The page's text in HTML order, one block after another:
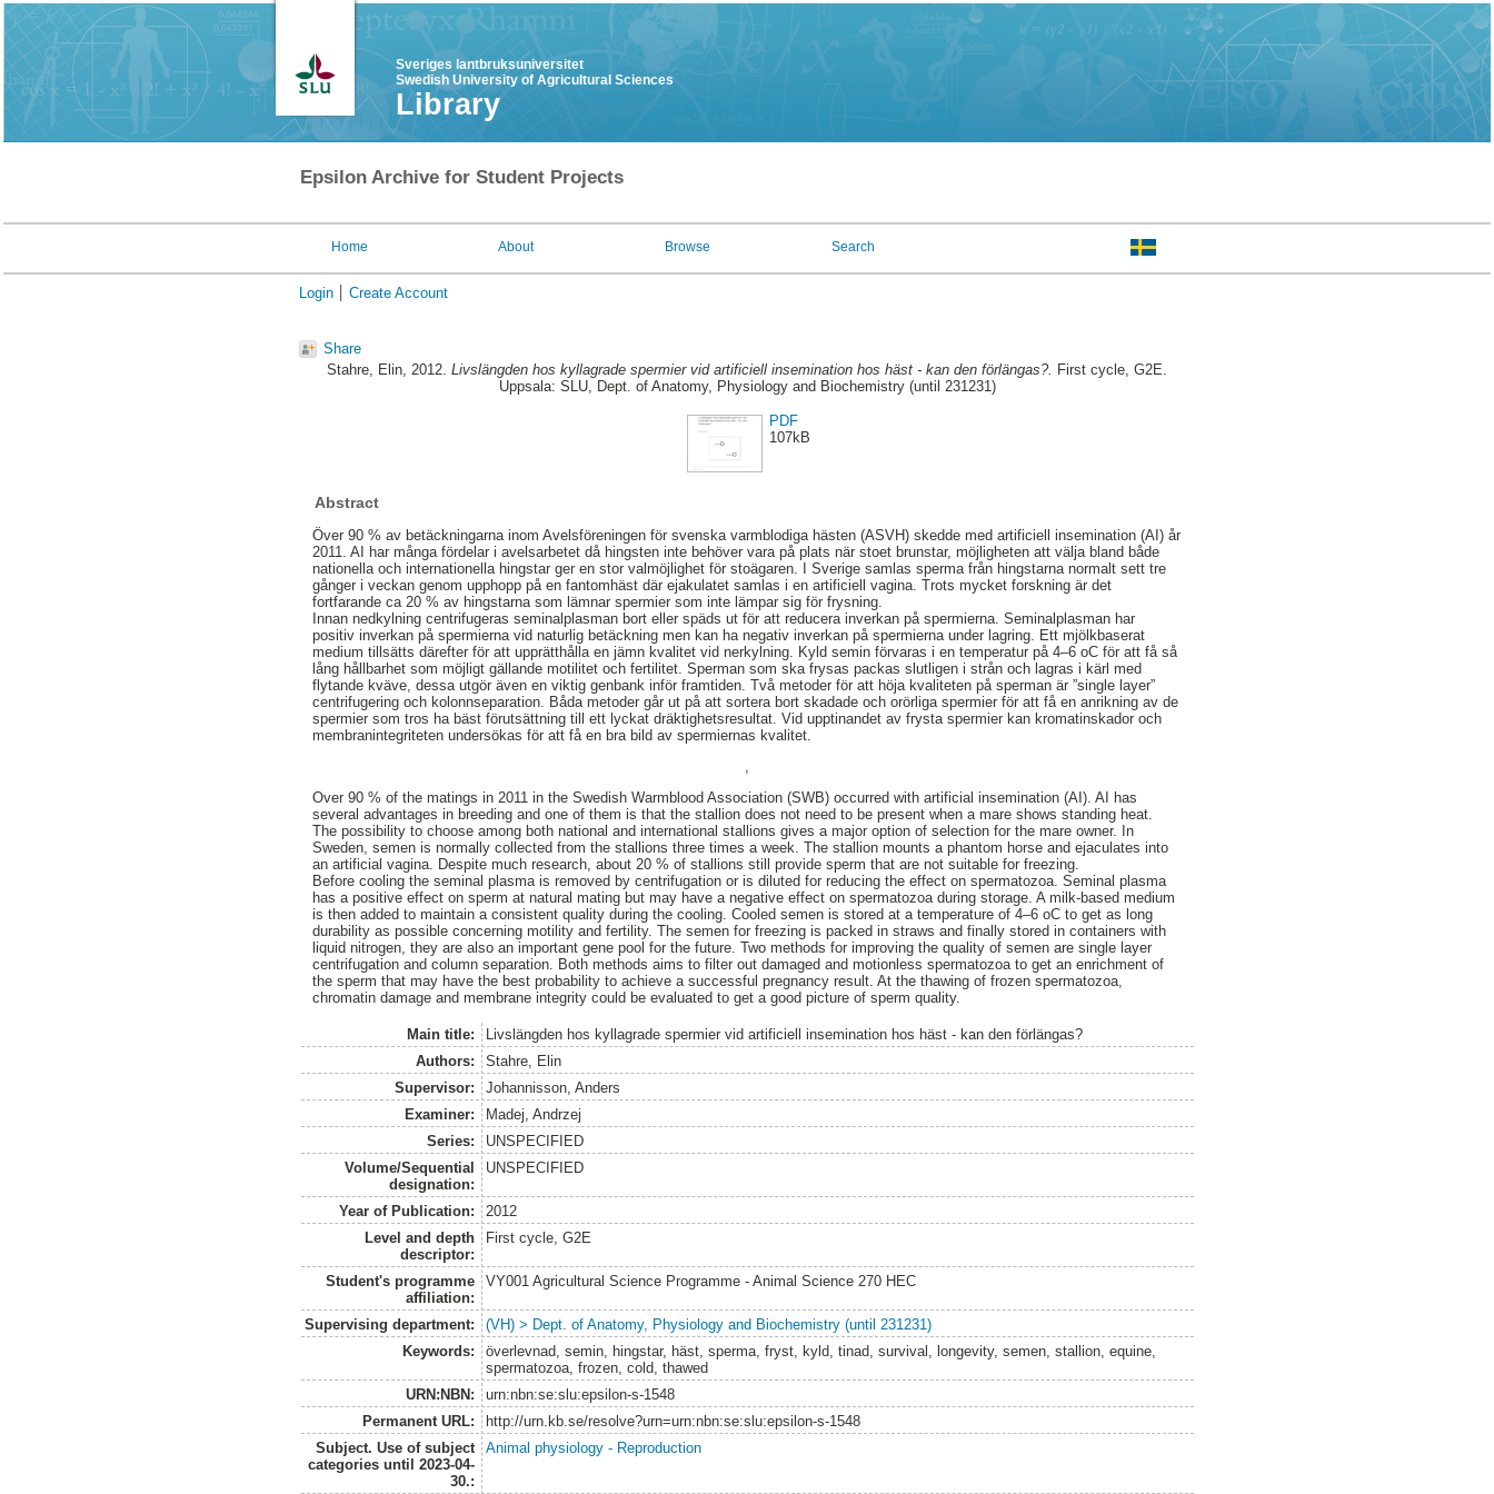
Sveriges lantbruksuniversitet
Swedish University of Agricultural Sciences
Library
Epsilon Archive for Student Projects
Home About Browse Search
Login Create Account
Share
Stahre, Elin, 2012. Livslängden hos kyllagrade spermier vid artificiell insemination hos häst - kan den förlängas?. First cycle, G2E.
Uppsala: SLU, Dept. of Anatomy, Physiology and Biochemistry (until 231231)
PDF
107kB
Abstract
Över 90 % av betäckningarna inom Avelsföreningen för svenska varmblodiga hästen (ASVH) skedde med artificiell insemination (AI) år
2011. AI har många fördelar i avelsarbetet då hingsten inte behöver vara på plats när stoet brunstar, möjligheten att välja bland både
nationella och internationella hingstar ger en stor valmöjlighet för stoägaren. I Sverige samlas sperma från hingstarna normalt sett tre
gånger i veckan genom upphopp på en fantomhäst där ejakulatet samlas i en artificiell vagina. Trots mycket forskning är det
fortfarande ca 20 % av hingstarna som lämnar spermier som inte lämpar sig för frysning.
Innan nedkylning centrifugeras seminalplasman bort eller späds ut för att reducera inverkan på spermierna. Seminalplasman har
positiv inverkan på spermierna vid naturlig betäckning men kan ha negativ inverkan på spermierna under lagring. Ett mjölkbaserat
medium tillsätts därefter för att upprätthålla en jämn kvalitet vid nerkylning. Kyld semin förvaras i en temperatur på 4–6 oC för att få så
lång hållbarhet som möjligt gällande motilitet och fertilitet. Sperman som ska frysas packas slutligen i strån och lagras i kärl med
flytande kväve, dessa utgör även en viktig genbank inför framtiden. Två metoder för att höja kvaliteten på sperman är ”single layer”
centrifugering och kolonnseparation. Båda metoder går ut på att sortera bort skadade och orörliga spermier för att få en anrikning av de
spermier som tros ha bäst förutsättning till ett lyckat dräktighetsresultat. Vid upptinandet av frysta spermier kan kromatinskador och
membranintegriteten undersökas för att få en bra bild av spermiernas kvalitet.
Over 90 % of the matings in 2011 in the Swedish Warmblood Association (SWB) occurred with artificial insemination (AI). AI has
several advantages in breeding and one of them is that the stallion does not need to be present when a mare shows standing heat.
The possibility to choose among both national and international stallions gives a major option of selection for the mare owner. In
Sweden, semen is normally collected from the stallions three times a week. The stallion mounts a phantom horse and ejaculates into
an artificial vagina. Despite much research, about 20 % of stallions still provide sperm that are not suitable for freezing.
Before cooling the seminal plasma is removed by centrifugation or is diluted for reducing the effect on spermatozoa. Seminal plasma
has a positive effect on sperm at natural mating but may have a negative effect on spermatozoa during storage. A milk-based medium
is then added to maintain a consistent quality during the cooling. Cooled semen is stored at a temperature of 4–6 oC to get as long
durability as possible concerning motility and fertility. The semen for freezing is packed in straws and finally stored in containers with
liquid nitrogen, they are also an important gene pool for the future. Two methods for improving the quality of semen are single layer
centrifugation and column separation. Both methods aims to filter out damaged and motionless spermatozoa to get an enrichment of
the sperm that may have the best probability to achieve a successful pregnancy result. At the thawing of frozen spermatozoa,
chromatin damage and membrane integrity could be evaluated to get a good picture of sperm quality.
Main title:
Livslängden hos kyllagrade spermier vid artificiell insemination hos häst - kan den förlängas?
Authors:
Stahre, Elin
Supervisor:
Johannisson, Anders
Examiner:
Madej, Andrzej
Series:
UNSPECIFIED
Volume/Sequential
designation:
UNSPECIFIED
Year of Publication:
2012
Level and depth
descriptor:
First cycle, G2E
Student's programme
affiliation:
VY001 Agricultural Science Programme - Animal Science 270 HEC
Supervising department:
(VH) > Dept. of Anatomy, Physiology and Biochemistry (until 231231)
Keywords:
överlevnad, semin, hingstar, häst, sperma, fryst, kyld, tinad, survival, longevity, semen, stallion, equine,
spermatozoa, frozen, cold, thawed
URN:NBN:
urn:nbn:se:slu:epsilon-s-1548
Permanent URL:
http://urn.kb.se/resolve?urn=urn:nbn:se:slu:epsilon-s-1548
Subject. Use of subject
categories until 2023-04-
30.:
Animal physiology - Reproduction